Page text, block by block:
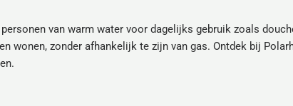
van warm water voor dagelijks gebruik zoals
wonen, zonder afhankelijk te zijn van gas. Ontdek bij